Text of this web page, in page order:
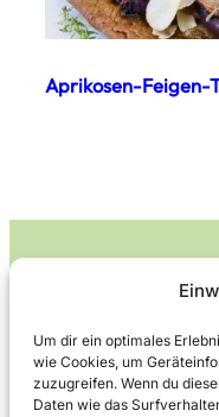
Um dir ein optimales
wie Cookies, um
zuzugreifen. Wenn du
Daten wie das
Aprikosen-Feigen-
Lecker